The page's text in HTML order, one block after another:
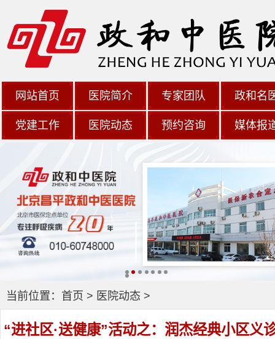
网站首页 医院简介 专家团队 政和名
党建工作 医院动态 预约咨询 媒体报
当前位置： 首页 > 医院动态>
“进社区·送健康”活动之：润杰经典小区义